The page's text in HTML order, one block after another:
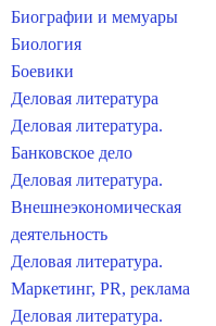
Биографии и мемуары
Биология
Боевики
Деловая литература
Деловая литература.
Банковское дело
Деловая литература.
Внешнеэкономическая
деятельность
Деловая литература.
Маркетинг, PR, реклама
Деловая литература.